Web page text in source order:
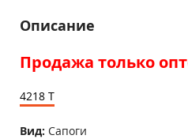
Описание
Продажа только
4218 Т
Вид: Сапоги